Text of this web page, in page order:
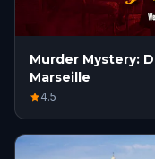
Murder Mystery:
Marseille
4.5